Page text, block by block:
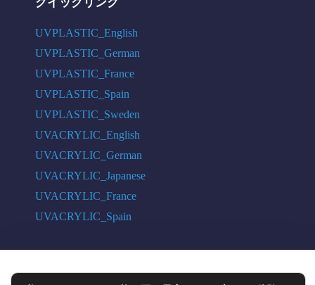
UVPLASTIC_English
UVPLASTIC_German
UVPLASTIC_France
UVPLASTIC_Spain
UVPLASTIC_Sweden
UVACRYLIC_English
UVACRYLIC_German
UVACRYLIC_Japanese
UVACRYLIC_France
UVACRYLIC_Spain